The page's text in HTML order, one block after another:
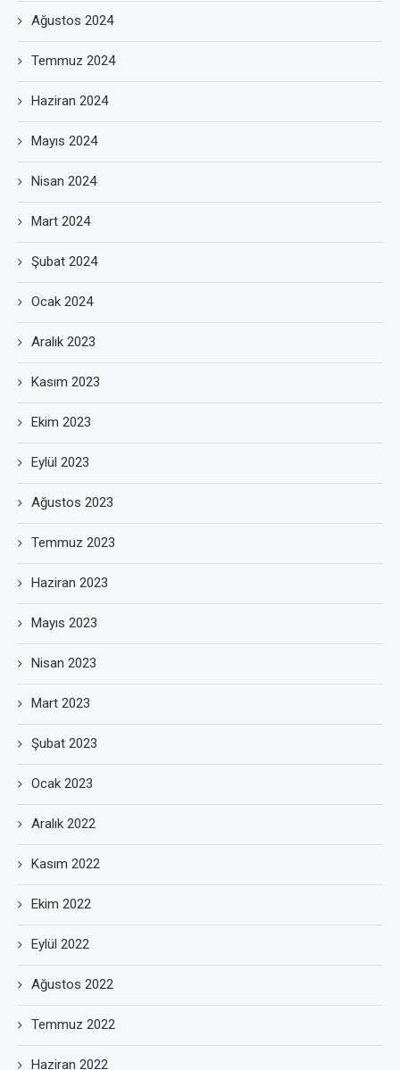
Ağustos 2024
Temmuz 2024
Haziran 2024
Mayıs 2024
Nisan 2024
Mart 2024
Şubat 2024
Ocak 2024
Aralık 2023
Kasım 2023
Ekim 2023
Eylül 2023
Ağustos 2023
Temmuz 2023
Haziran 2023
Mayıs 2023
Nisan 2023
Mart 2023
Şubat 2023
Ocak 2023
Aralık 2022
Kasım 2022
Ekim 2022
Eylül 2022
Ağustos 2022
Temmuz 2022
Haziran 2022